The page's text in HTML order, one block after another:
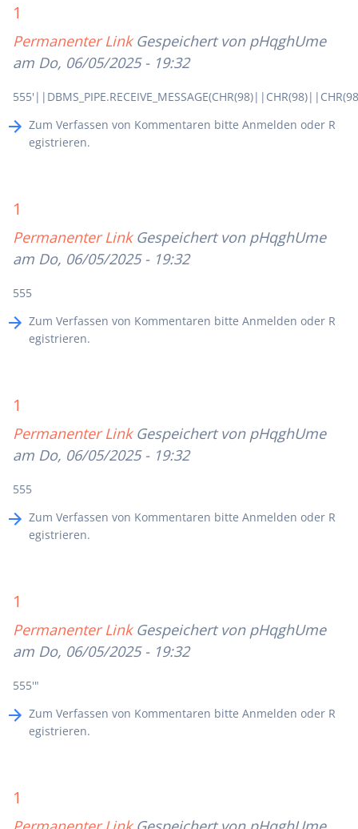
1
Permanenter Link Gespeichert von pHqghUme
am Do, 06/05/2025 - 19:32
Zum Verfassen von Kommentaren bitte Anmelden oder R
egistrieren.
1
Permanenter Link Gespeichert von pHqghUme
am Do, 06/05/2025 - 19:32
555
Zum Verfassen von Kommentaren bitte Anmelden oder R
egistrieren.
1
Permanenter Link Gespeichert von pHqghUme
am Do, 06/05/2025 - 19:32
555
Zum Verfassen von Kommentaren bitte Anmelden oder R
egistrieren.
1
Permanenter Link Gespeichert von pHqghUme
am Do, 06/05/2025 - 19:32
555'"
Zum Verfassen von Kommentaren bitte Anmelden oder R
egistrieren.
1